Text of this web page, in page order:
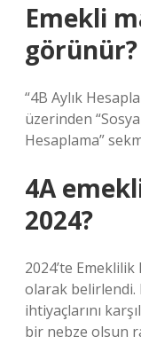
Emekli
görünür?
“4B Aylık
üzerinden
Hesaplama”
4A
2024?
2024’te
olarak belirlendi.
ihtiyaçlarını
bir nebze olsun